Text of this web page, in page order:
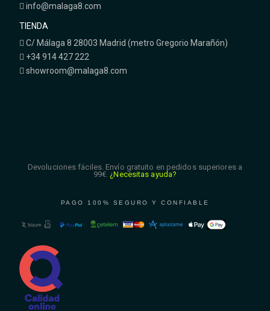
info@malaga8.com
TIENDA
C/ Málaga 8 28003 Madrid (metro Gregorio Marañón)
+34 914 427 222
showroom@malaga8.com
Devoluciones fáciles. Envío gratuito en pedidos superiores a
99€. ¿Necesitas ayuda?
PAGO 100% SEGURO Y CONFIABLE